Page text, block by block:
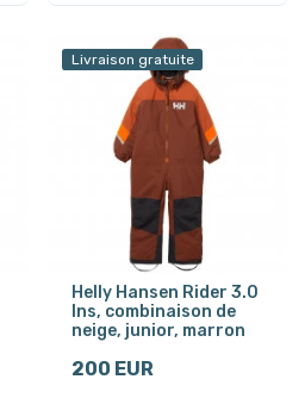
Livraison gratuite
Helly Hansen Rider 3.0
Ins, combinaison de
neige, junior, marron
200 EUR